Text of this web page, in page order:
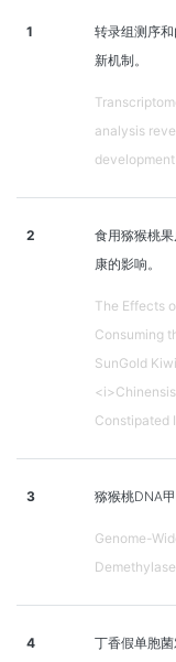
1
转录组测序
新机制。
analysis
2
食用猕猴桃
康的影响。
The Effects
Consuming
SunGold
Constipated
3 猕猴桃DNA
Genome-
4
丁香假单胞